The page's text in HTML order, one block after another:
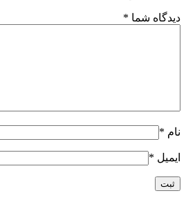
دیدگاه شما *
نام *
ایمیل *